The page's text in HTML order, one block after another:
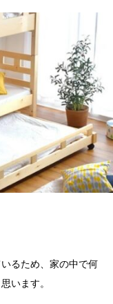
るため、家の中で何
います。